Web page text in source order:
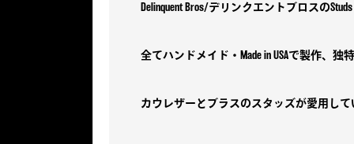
Delinquent Bros/デリンクエントブロスのStuds
全てハンドメイド・Made in USAで製作、
カウレザーとブラスのスタッズが愛用し